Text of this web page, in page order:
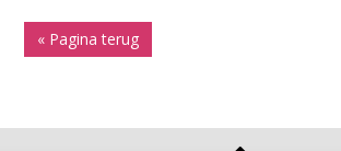
« Pagina terug